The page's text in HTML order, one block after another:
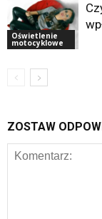
Oświetlenie
motocyklowe
ZOSTAW